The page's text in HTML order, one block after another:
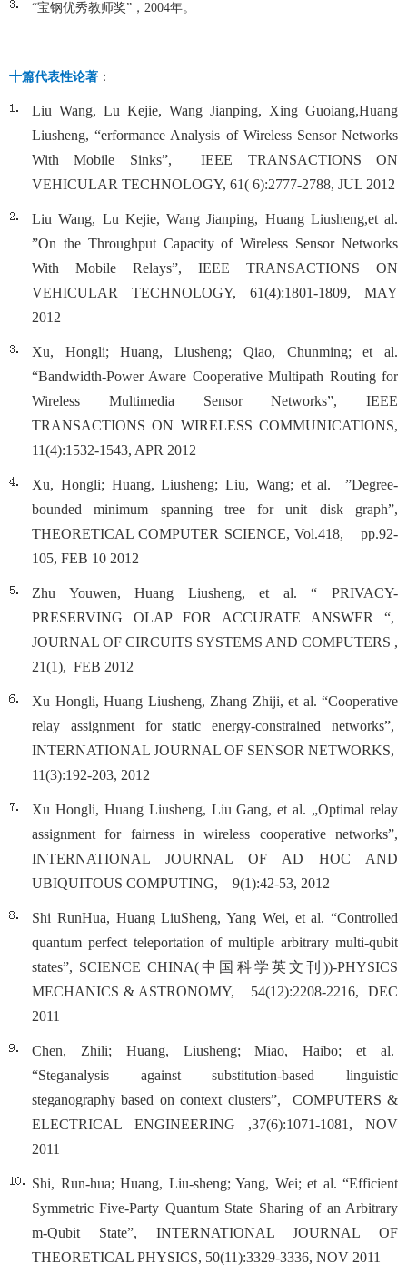
“宝钢优秀教师奖”，2004年。
十篇代表性论著 ：
Liu Wang, Lu Kejie, Wang Jianping, Xing Guoiang,Huang
Liusheng, “erformance Analysis of Wireless Sensor Networks
With Mobile Sinks”, IEEE TRANSACTIONS ON
VEHICULAR TECHNOLOGY, 61( 6):2777-2788, JUL 2012
Liu Wang, Lu Kejie, Wang Jianping, Huang Liusheng,et al.
”On the Throughput Capacity of Wireless Sensor Networks
With Mobile Relays”, IEEE TRANSACTIONS ON
VEHICULAR TECHNOLOGY, 61(4):1801-1809, MAY
2012
Xu, Hongli; Huang, Liusheng; Qiao, Chunming; et al.
“Bandwidth-Power Aware Cooperative Multipath Routing for
Wireless Multimedia Sensor Networks”, IEEE
TRANSACTIONS ON WIRELESS COMMUNICATIONS,
11(4):1532-1543, APR 2012
Xu, Hongli; Huang, Liusheng; Liu, Wang; et al. ”Degree-
bounded minimum spanning tree for unit disk graph”,
THEORETICAL COMPUTER SCIENCE, Vol.418, pp.92-
105, FEB 10 2012
Zhu Youwen, Huang Liusheng, et al. “ PRIVACY-
PRESERVING OLAP FOR ACCURATE ANSWER “,
JOURNAL OF CIRCUITS SYSTEMS AND COMPUTERS ,
21(1), FEB 2012
Xu Hongli, Huang Liusheng, Zhang Zhiji, et al. “Cooperative
relay assignment for static energy-constrained networks”,
INTERNATIONAL JOURNAL OF SENSOR NETWORKS,
11(3):192-203, 2012
Xu Hongli, Huang Liusheng, Liu Gang, et al. „Optimal relay
assignment for fairness in wireless cooperative networks”,
INTERNATIONAL JOURNAL OF AD HOC AND
UBIQUITOUS COMPUTING, 9(1):42-53, 2012
Shi RunHua, Huang LiuSheng, Yang Wei, et al. “Controlled
quantum perfect teleportation of multiple arbitrary multi-qubit
states”, SCIENCE CHINA(中国科学英文刊))-PHYSICS
MECHANICS & ASTRONOMY, 54(12):2208-2216, DEC
2011
Chen, Zhili; Huang, Liusheng; Miao, Haibo; et al.
“Steganalysis against substitution-based linguistic
steganography based on context clusters”, COMPUTERS &
ELECTRICAL ENGINEERING ,37(6):1071-1081, NOV
2011
Shi, Run-hua; Huang, Liu-sheng; Yang, Wei; et al. “Efficient
Symmetric Five-Party Quantum State Sharing of an Arbitrary
m-Qubit State”, INTERNATIONAL JOURNAL OF
THEORETICAL PHYSICS, 50(11):3329-3336, NOV 2011